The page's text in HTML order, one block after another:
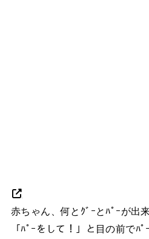
赤ちゃん、何とｸﾞｰとﾊﾟｰが出
「ﾊﾟｰをして！」と目の前でﾊ